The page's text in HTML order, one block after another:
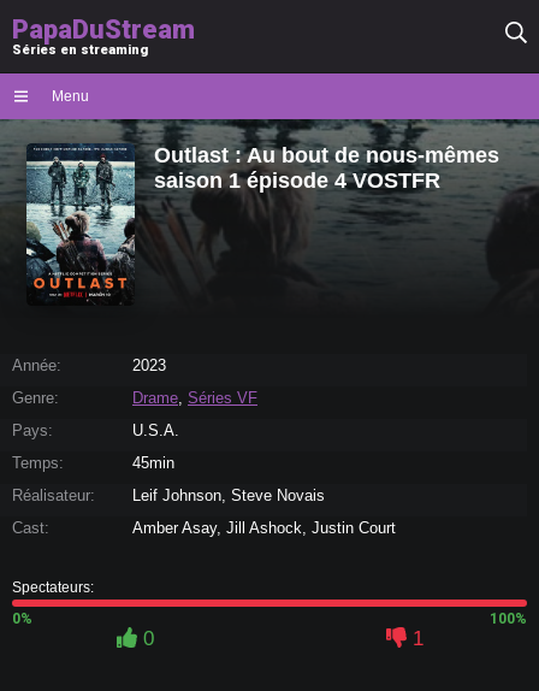
PapaDuStream
Séries en streaming
Menu
Outlast : Au bout de nous-mêmes
saison 1 épisode 4 VOSTFR
Année:
2023
Genre:
Drame, Séries VF
Pays:
U.S.A.
Temps:
45min
Réalisateur:
Leif Johnson, Steve Novais
Cast:
Amber Asay, Jill Ashock, Justin Court
Spectateurs:
0%
100%
0 1